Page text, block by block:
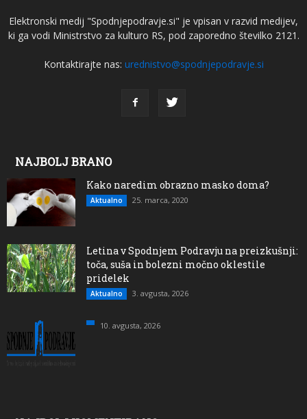
Elektronski medij "Spodnjepodravje.si" je vpisan v razvid medijev,
ki ga vodi Ministrstvo za kulturo RS, pod zaporedno številko 2121.
Kontaktirajte nas: urednistvo@spodnjepodravje.si
NAJBOLJ BRANO
Kako naredim obrazno masko doma?
Aktualno 25. marca, 2020
Letina v Spodnjem Podravju na preizkušnji:
toča, suša in bolezni močno oklestile
pridelek
Aktualno 3. avgusta, 2026
10. avgusta, 2026